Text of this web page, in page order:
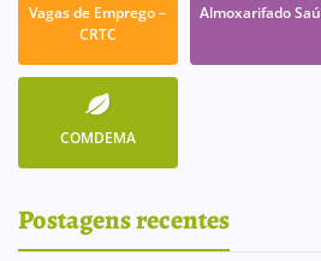
Vagas de Emprego –
CRTC
Almoxarifado
COMDEMA
Postagens recentes